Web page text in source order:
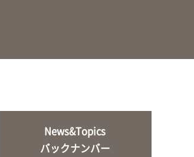
つの方針と専
連施設
との共生を目指し、動物の
News&Topics
バックナンバー